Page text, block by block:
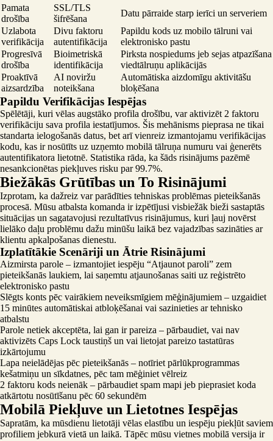
Pamata
drošība
SSL/TLS
šifrēšana
Datu pārraide starp ierīci un serveriem
Uzlabota
verifikācija
Divu faktoru
autentifikācija
Papildu kods uz mobilo tālruni vai
elektronisko pastu
Progresīvā
drošība
Bioimetriskā
identifikācija
Pirksta nospiedums jeb sejas atpazīšana
viedtālruņu aplikācijās
Proaktīvā
aizsardzība
AI noviržu
noteikšana
Automātiska aizdomīgu aktivitāšu
bloķēšana
Papildu Verifikācijas Iespējas
Spēlētāji, kuri vēlas augstāko profila drošību, var aktivizēt 2 faktoru
verifikāciju sava profila iestatījumos. Šis mehānisms pieprasa ne tikai
standarta ielogošanās datus, bet arī vienreiz izmantojamu verifikācijas
kodu, kas ir nosūtīts uz uzņemto mobilā tālruņa numuru vai ģenerēts
autentifikatora lietotnē. Statistika rāda, ka šāds risinājums pazēmē
nesankcionētas piekļuves risku par 99.7%.
Biežākās Grūtības un To Risinājumi
Izprotam, ka dažreiz var parādīties tehniskas problēmas pieteikšanās
procesā. Mūsu atbalsta komanda ir izpētījusi visbiežāk bieži sastaptās
situācijas un sagatavojusi rezultatīvus risinājumus, kuri ļauj novērst
lielāko daļu problēmu dažu minūšu laikā bez vajadzības sazināties ar
klientu apkalpošanas dienestu.
Izplatītākie Scenāriji un Ātrie Risinājumi
Aizmirsta parole – izmantojiet iespēju “Atjaunot paroli” zem
pieteikšanās laukiem, lai saņemtu atjaunošanas saiti uz reģistrēto
elektronisko pastu
Slēgts konts pēc vairākiem neveiksmīgiem mēģinājumiem – uzgaidiet
15 minūtes automātiskai atbloķēšanai vai sazinieties ar tehnisko
atbalstu
Parole netiek akceptēta, lai gan ir pareiza – pārbaudiet, vai nav
aktivizēts Caps Lock taustiņš un vai lietojat pareizo tastatūras
izkārtojumu
Lapa neielādējas pēc pieteikšanās – notīriet pārlūkprogrammas
kešatmiņu un sīkdatnes, pēc tam mēģiniet vēlreiz
2 faktoru kods neienāk – pārbaudiet spam mapi jeb pieprasiet koda
atkārtotu nosūtīšanu pēc 60 sekundēm
Mobilā Piekļuve un Lietotnes Iespējas
Sapratām, ka mūsdienu lietotāji vēlas elastību un iespēju piekļūt saviem
profiliem jebkurā vietā un laikā. Tāpēc mūsu vietnes mobilā versija ir